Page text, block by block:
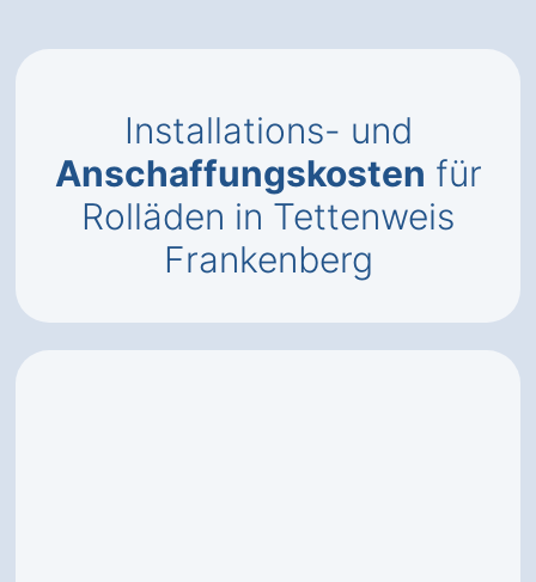
Installations- und
Anschaffungskosten für
Rolläden in Tettenweis
Frankenberg